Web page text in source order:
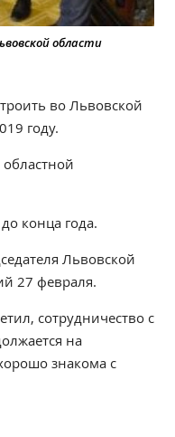
области
во Львовской
году.
конца года.
Львовской
27 февраля.
сотрудничество с
на
знакома с